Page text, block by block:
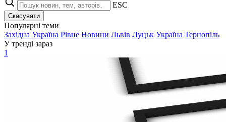
ESC
Скасувати
Популярні теми
Західна Україна Рівне Новини Львів Луцьк Україна Тернопіль
У тренді зараз
1